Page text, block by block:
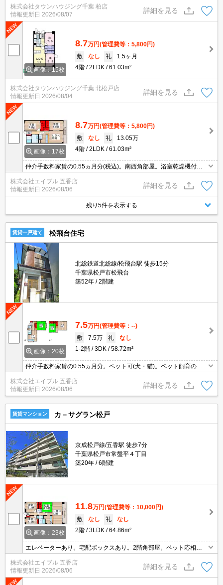
株式会社タウンハウジング千葉 柏店
情報更新日 2026/08/07
詳細を見る
画像：15枚
8.7万円(管理費等：5,800円)
敷
なし 礼
1.5ヶ月
4階
2LDK 61.03m²
株式会社タウンハウジング千葉 北松戸店
情報更新日 2026/08/04
詳細を見る
画像：17枚
8.7万円(管理費等：5,800円)
敷
なし 礼
13.05万
4階
2LDK 61.03m²
仲介手数料家賃の0.55ヵ月分(税込)。南西角部屋。浴室乾燥機付。
敷金なし。全居室に収納スペースあり。ウォークインクローゼット
付き。エレベーターあり。鉄筋コンクリート造。
株式会社エイブル 五香店
情報更新日 2026/08/06
詳細を見る
残り5件を表示する
賃貸一戸建て 松飛台住宅
北総鉄道北総線/松飛台駅 徒歩15分
千葉県松戸市松飛台
築52年
2階建
画像：20枚
7.5万円(管理費等：--)
敷
7.5万 礼
なし
1-2階
3DK 58.72m²
仲介手数料家賃の0.55ヵ月分。ペット可(犬・猫)。ペット飼育の場
合、敷金1ヵ月分増。ペット複数匹飼育応相談。人気の戸建。洗面
化粧台付き。システムキッチン。追い焚き付き。清掃費実費。大型
犬応相談。
株式会社エイブル 五香店
情報更新日 2026/08/06
詳細を見る
賃貸マンション カ－サグラン松戸
京成松戸線/五香駅 徒歩7分
千葉県松戸市常盤平４丁目
築20年
6階建
画像：23枚
11.8万円(管理費等：10,000円)
敷
なし 礼
なし
2階
3LDK 64.86m²
エレベーターあり。宅配ボックスあり。2階角部屋。ペット応相
談。浴室乾燥機付。シャワー付独立洗面台。敷地内防犯カメラ設
置。オンライン内見相談可。
株式会社エイブル 五香店
情報更新日 2026/08/06
詳細を見る